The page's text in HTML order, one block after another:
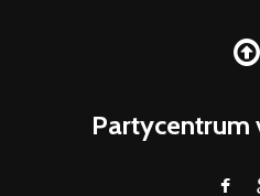
Partycentrum